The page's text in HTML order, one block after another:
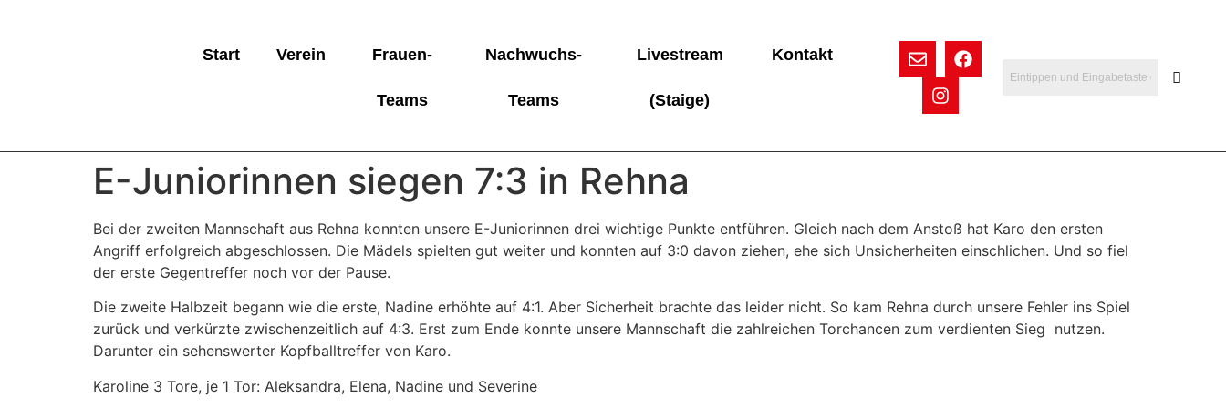
Start Verein Frauen-
Teams
Nachwuchs-
Teams
Livestream
(Staige)
Kontakt
E-Juniorinnen siegen 7:3 in Rehna
Bei der zweiten Mannschaft aus Rehna konnten unsere E-Juniorinnen drei wichtige Punkte entführen. Gleich nach dem Anstoß hat Karo den ersten
Angriff erfolgreich abgeschlossen. Die Mädels spielten gut weiter und konnten auf 3:0 davon ziehen, ehe sich Unsicherheiten einschlichen. Und so fiel
der erste Gegentreffer noch vor der Pause.
Die zweite Halbzeit begann wie die erste, Nadine erhöhte auf 4:1. Aber Sicherheit brachte das leider nicht. So kam Rehna durch unsere Fehler ins Spiel
zurück und verkürzte zwischenzeitlich auf 4:3. Erst zum Ende konnte unsere Mannschaft die zahlreichen Torchancen zum verdienten Sieg nutzen.
Darunter ein sehenswerter Kopfballtreffer von Karo.
Karoline 3 Tore, je 1 Tor: Aleksandra, Elena, Nadine und Severine